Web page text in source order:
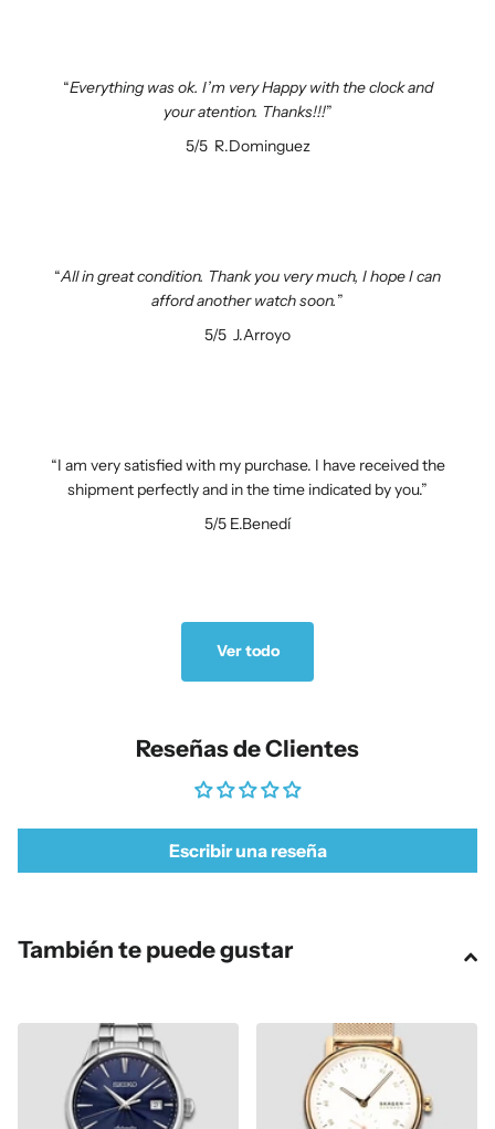
Everything was ok. I’m very Happy with the clock and
your atention. Thanks!!!
5/5R.Dominguez
All in great condition. Thank you very much, I hope I can
afford another watch soon.
5/5 J.Arroyo
I am very satisfied with my purchase. I have received the
shipment perfectly and in the time indicated by you.
5/5 E.Benedí
Ver todo
Reseñas de Clientes
Escribir una reseña
También te puede gustar